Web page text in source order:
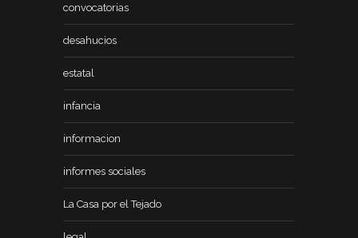
convocatorias
desahucios
estatal
infancia
informacion
informes sociales
La Casa por el Tejado